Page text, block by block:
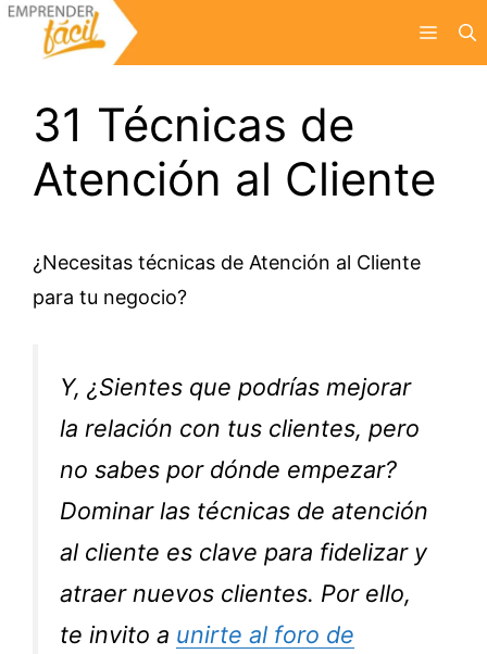
Saltar
Menú
31 Técnicas de
Atención al Cliente
¿Necesitas técnicas de Atención al Cliente
para tu negocio?
Y, ¿Sientes que podrías mejorar
la relación con tus clientes, pero
no sabes por dónde empezar?
Dominar las técnicas de atención
al cliente es clave para fidelizar y
atraer nuevos clientes. Por ello,
te invito a unirte al foro de